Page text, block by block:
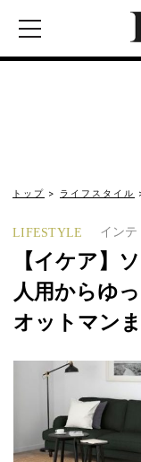
トップ ライフスタイル
LIFESTYLE インテ
【イケア】
人用からゆ
オットマン